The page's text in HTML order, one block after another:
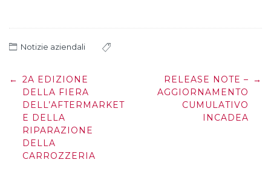
Notizie aziendali
Post
navigation
← 2A EDIZIONE
DELLA FIERA
DELL’AFTERMARKET
E DELLA
RIPARAZIONE
DELLA
CARROZZERIA
RELEASE NOTE –
AGGIORNAMENTO
CUMULATIVO
INCADEA
→